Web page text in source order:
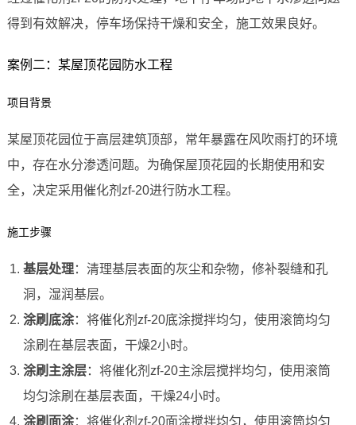
得到有效解决，停车场保持干燥和安全，施工效果良好。
案例二：某屋顶花园防水工程
项目背景
某屋顶花园位于高层建筑顶部，常年暴露在风吹雨打的环境
中，存在水分渗透问题。为确保屋顶花园的长期使用和安
全，决定采用催化剂zf-20进行防水工程。
施工步骤
基层处理：清理基层表面的灰尘和杂物，修补裂缝和孔
洞，湿润基层。
涂刷底涂：将催化剂zf-20底涂搅拌均匀，使用滚筒均匀
涂刷在基层表面，干燥2小时。
涂刷主涂层：将催化剂zf-20主涂层搅拌均匀，使用滚筒
均匀涂刷在基层表面，干燥24小时。
涂刷面涂：将催化剂zf-20面涂搅拌均匀，使用滚筒均匀